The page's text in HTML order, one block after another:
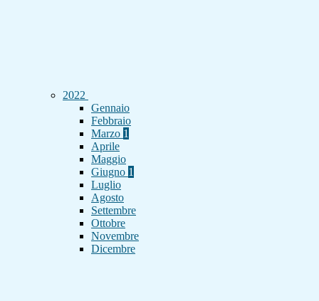
2022
Gennaio
Febbraio
Marzo 1
Aprile
Maggio
Giugno 1
Luglio
Agosto
Settembre
Ottobre
Novembre
Dicembre